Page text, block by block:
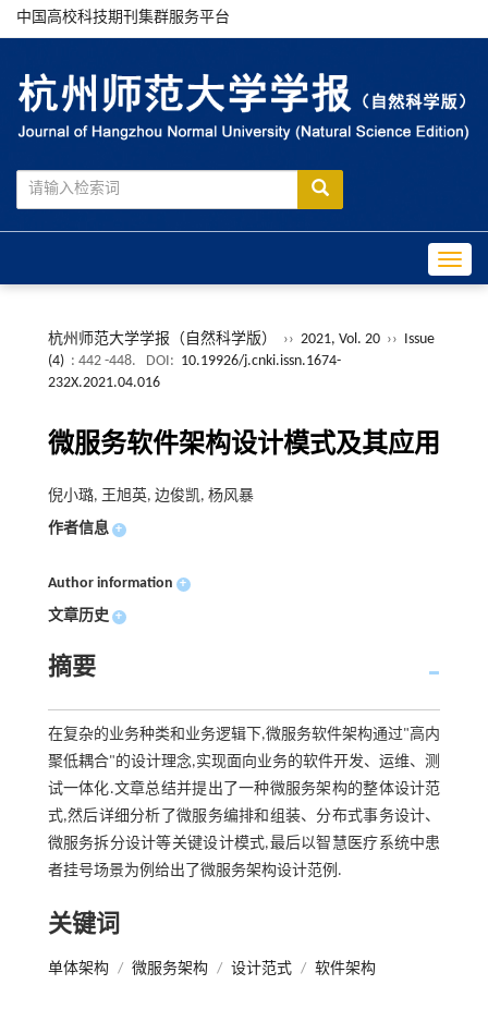
中国高校科技期刊集群服务平台
杭州师范大学学报（自然科学版） ›› 2021, Vol. 20 ›› Issue
(4) : 442 -448. DOI: 10.19926/j.cnki.issn.1674-
232X.2021.04.016
微服务软件架构设计模式及其应用
倪小璐, 王旭英, 边俊凯, 杨风暴
作者信息 +
Author information +
文章历史 +
摘要
在复杂的业务种类和业务逻辑下,微服务软件架构通过"高内
聚低耦合"的设计理念,实现面向业务的软件开发、运维、测
试一体化.文章总结并提出了一种微服务架构的整体设计范
式,然后详细分析了微服务编排和组装、分布式事务设计、
微服务拆分设计等关键设计模式,最后以智慧医疗系统中患
者挂号场景为例给出了微服务架构设计范例.
关键词
单体架构 / 微服务架构 / 设计范式 / 软件架构